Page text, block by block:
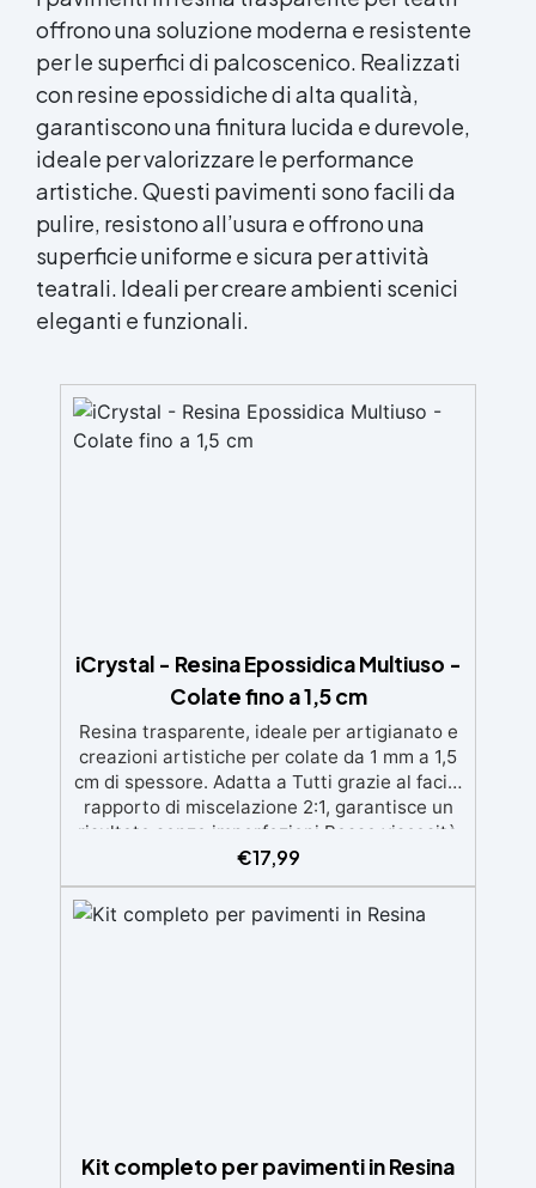
offrono una soluzione moderna e resistente
per le superfici di palcoscenico. Realizzati
con resine epossidiche di alta qualità,
garantiscono una finitura lucida e durevole,
ideale per valorizzare le performance
artistiche. Questi pavimenti sono facili da
pulire, resistono all’usura e offrono una
superficie uniforme e sicura per attività
teatrali. Ideali per creare ambienti scenici
eleganti e funzionali.
iCrystal - Resina Epossidica Multiuso -
Colate fino a 1,5 cm
Resina trasparente, ideale per artigianato e
creazioni artistiche per colate da 1 mm a 1,5
cm di spessore. Adatta a Tutti grazie al facile
rapporto di miscelazione 2:1, garantisce un
risultato senza imperfezioni Bassa viscosità
per colate senza bolle, compatibile con
legno, silicone, vetro, metallo e altri
materiali. Certificata post-catalisi atossica e
sicura per il contatto con la pelle, Bpa Free e
€17,99
Kit completo per pavimenti in Resina